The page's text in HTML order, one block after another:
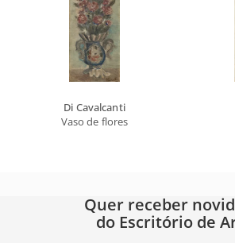
Di Cavalcanti
Vaso de flores
Quer receber
do Escritório de